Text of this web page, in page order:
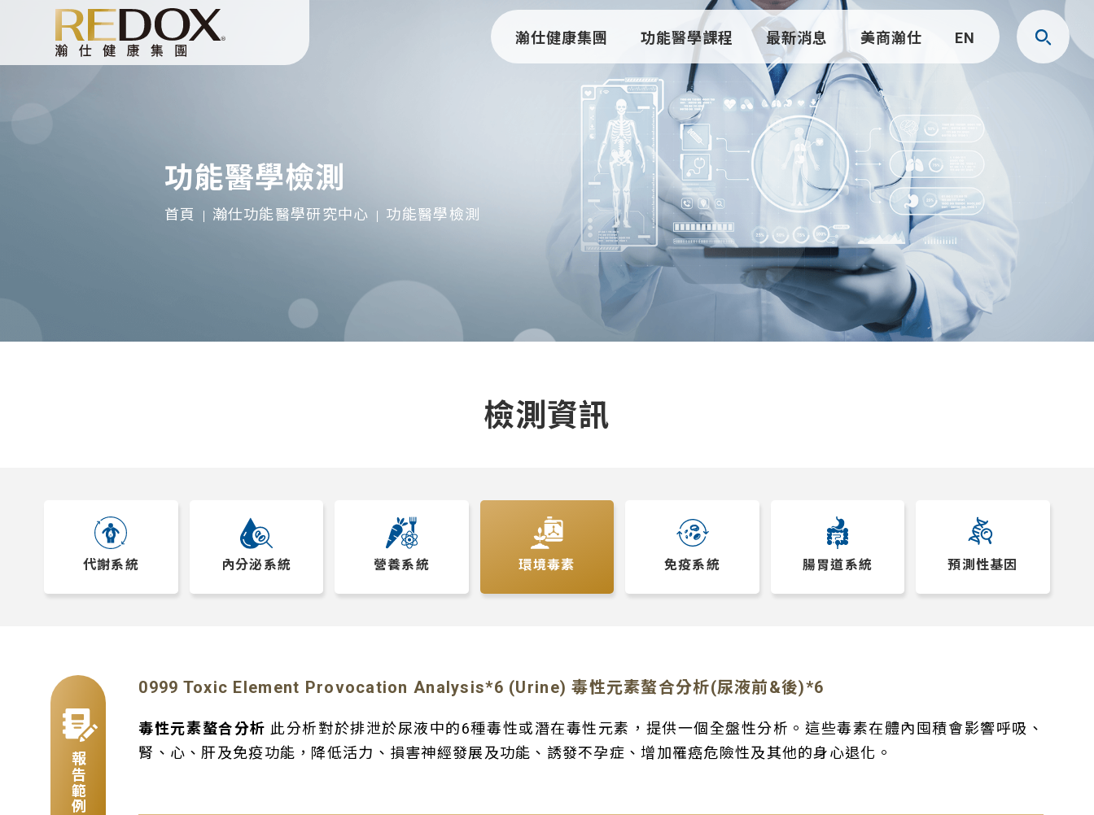
瀚仕健康集團 功能醫學課程 最新消息 美商瀚仕 EN
功能醫學檢測
首頁 瀚仕功能醫學研究中心 功能醫學檢測
檢測資訊
代謝系統 內分泌系統 營養系統 環境毒素 免疫系統 腸胃道系統 預測性基因
報告範例
0999 Toxic Element Provocation Analysis*6 (Urine) 毒性元素螯合分析(尿液前&後)*6
毒性元素螯合分析 此分析對於排泄於尿液中的6種毒性或潛在毒性元素，提供一個全盤性分析。這些毒素在體內囤積會影響呼吸、
腎、心、肝及免疫功能，降低活力、損害神經發展及功能、誘發不孕症、增加罹癌危險性及其他的身心退化。